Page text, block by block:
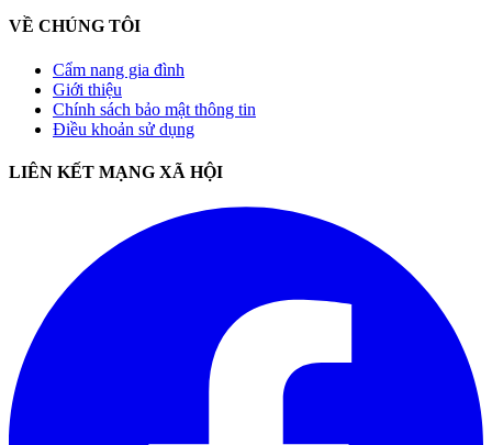
VỀ CHÚNG TÔI
Cẩm nang gia đình
Giới thiệu
Chính sách bảo mật thông tin
Điều khoản sử dụng
LIÊN KẾT MẠNG XÃ HỘI